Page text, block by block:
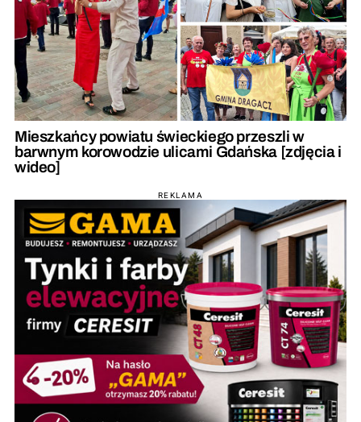
Mieszkańcy powiatu świeckiego przeszli w
barwnym korowodzie ulicami Gdańska [zdjęcia i
wideo]
REKLAMA